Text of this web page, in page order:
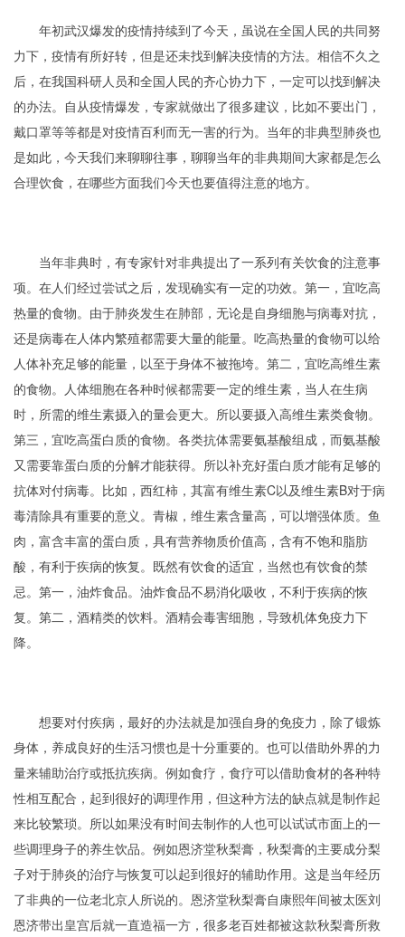
年初武汉爆发的疫情持续到了今天，虽说在全国人民的共同努
力下，疫情有所好转，但是还未找到解决疫情的方法。相信不久之
后，在我国科研人员和全国人民的齐心协力下，一定可以找到解决
的办法。自从疫情爆发，专家就做出了很多建议，比如不要出门，
戴口罩等等都是对疫情百利而无一害的行为。当年的非典型肺炎也
是如此，今天我们来聊聊往事，聊聊当年的非典期间大家都是怎么
合理饮食，在哪些方面我们今天也要值得注意的地方。
当年非典时，有专家针对非典提出了一系列有关饮食的注意事
项。在人们经过尝试之后，发现确实有一定的功效。第一，宜吃高
热量的食物。由于肺炎发生在肺部，无论是自身细胞与病毒对抗，
还是病毒在人体内繁殖都需要大量的能量。吃高热量的食物可以给
人体补充足够的能量，以至于身体不被拖垮。第二，宜吃高维生素
的食物。人体细胞在各种时候都需要一定的维生素，当人在生病
时，所需的维生素摄入的量会更大。所以要摄入高维生素类食物。
第三，宜吃高蛋白质的食物。各类抗体需要氨基酸组成，而氨基酸
又需要靠蛋白质的分解才能获得。所以补充好蛋白质才能有足够的
抗体对付病毒。比如，西红柿，其富有维生素C以及维生素B对于病
毒清除具有重要的意义。青椒，维生素含量高，可以增强体质。鱼
肉，富含丰富的蛋白质，具有营养物质价值高，含有不饱和脂肪
酸，有利于疾病的恢复。既然有饮食的适宜，当然也有饮食的禁
忌。第一，油炸食品。油炸食品不易消化吸收，不利于疾病的恢
复。第二，酒精类的饮料。酒精会毒害细胞，导致机体免疫力下
降。
想要对付疾病，最好的办法就是加强自身的免疫力，除了锻炼
身体，养成良好的生活习惯也是十分重要的。也可以借助外界的力
量来辅助治疗或抵抗疾病。例如食疗，食疗可以借助食材的各种特
性相互配合，起到很好的调理作用，但这种方法的缺点就是制作起
来比较繁琐。所以如果没有时间去制作的人也可以试试市面上的一
些调理身子的养生饮品。例如恩济堂秋梨膏，秋梨膏的主要成分梨
子对于肺炎的治疗与恢复可以起到很好的辅助作用。这是当年经历
了非典的一位老北京人所说的。恩济堂秋梨膏自康熙年间被太医刘
恩济带出皇宫后就一直造福一方，很多老百姓都被这款秋梨膏所救